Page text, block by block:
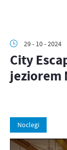
29 - 10 - 2024
City
jeziorem
Noclegi